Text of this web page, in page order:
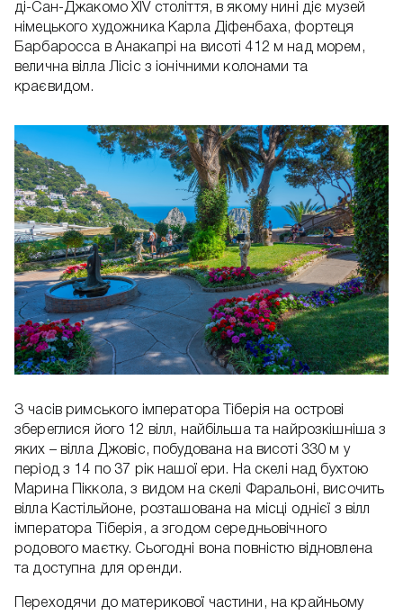
ді-Сан-Джакомо XIV століття, в якому нині діє музей
німецького художника Карла Діфенбаха, фортеця
Барбаросса в Анакапрі на висоті 412 м над морем,
велична вілла Лісіс з іонічними колонами та
краєвидом.
З часів римського імператора Тіберія на острові
збереглися його 12 вілл, найбільша та найрозкішніша з
яких – вілла Джовіс, побудована на висоті 330 м у
період з 14 по 37 рік нашої ери. На скелі над бухтою
Марина Піккола, з видом на скелі Фаральоні, височить
вілла Кастільйоне, розташована на місці однієї з вілл
імператора Тіберія, а згодом середньовічного
родового маєтку. Сьогодні вона повністю відновлена ​​
та доступна для оренди.
Переходячи до материкової частини, на крайньому